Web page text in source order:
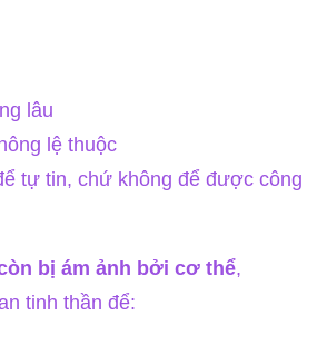
lâu
lệ thuộc
tự tin, chứ không để được công
bị ám ảnh bởi cơ thể,
tinh thần để: